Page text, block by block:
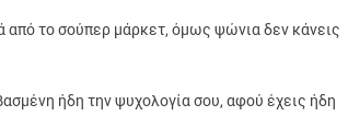
από το σούπερ μάρκετ, όμως ψώνια δεν κάνεις
ήδη την ψυχολογία σου, αφού έχεις ήδη